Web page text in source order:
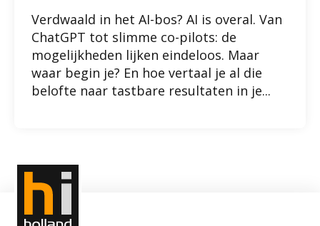
Verdwaald in het AI-bos? AI is overal. Van
ChatGPT tot slimme co-pilots: de
mogelijkheden lijken eindeloos. Maar
waar begin je? En hoe vertaal je al die
belofte naar tastbare resultaten in je...